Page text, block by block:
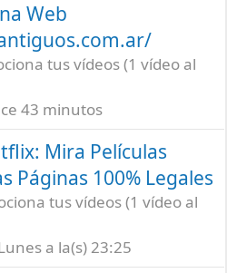
Web
tus vídeos (1 vídeo al
43 minutos
Mira Películas
Páginas 100% Legales
tus vídeos (1 vídeo al
a la(s) 23:25